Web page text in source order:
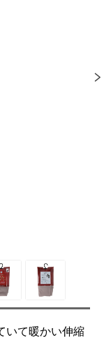
いて暖かい伸縮